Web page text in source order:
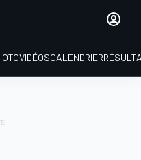
VIDÉOSCALENDRIER